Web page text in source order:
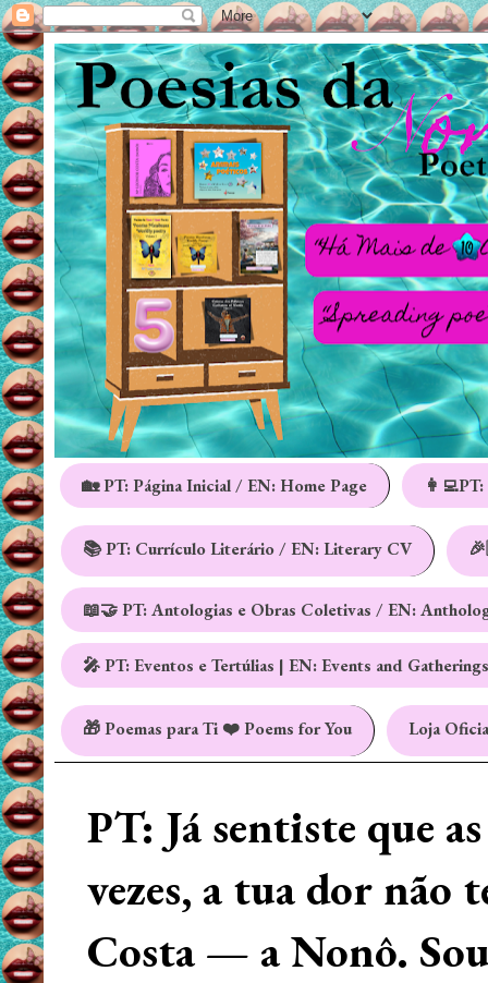
🏡 PT: Página Inicial / EN: Home Page
📚 PT: Currículo Literário / EN: Literary CV
📖🤝 PT: Antologias e Obras Coletivas / EN:
🎤 PT: Eventos e Tertúlias | EN: Events and Gatherings
🎁 Poemas para Ti ❤️ Poems for You Loja
PT: Já sentiste que
vezes, a tua dor não
Costa — a Nonô.